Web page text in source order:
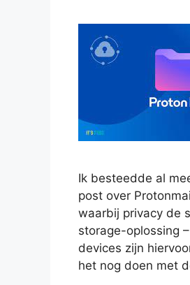
Ik besteedde al
post over
waarbij privacy de
storage-oplossing
devices zijn
het nog doen met